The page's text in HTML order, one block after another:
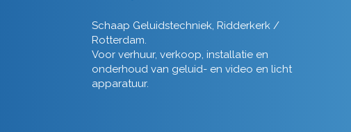
Schaap Geluidstechniek, Ridderkerk /
Rotterdam.
Voor verhuur, verkoop, installatie en
onderhoud van geluid- en video en licht
apparatuur.